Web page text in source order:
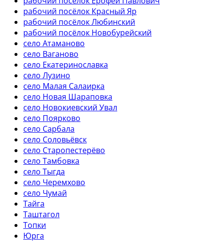
рабочий посёлок Красный Яр
рабочий посёлок Любинский
рабочий посёлок Новобурейский
село Атаманово
село Ваганово
село Екатеринославка
село Лузино
село Малая Салаирка
село Новая Шараповка
село Новокиевский Увал
село Поярково
село Сарбала
село Соловьёвск
село Старопестерёво
село Тамбовка
село Тыгда
село Черемхово
село Чумай
Тайга
Таштагол
Топки
Юрга